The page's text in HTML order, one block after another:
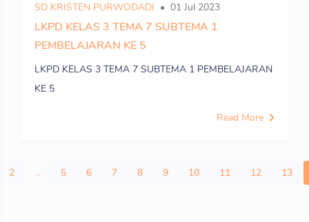
SD KRISTEN PURWODADI 01 Jul 2023
LKPD KELAS 3 TEMA 7 SUBTEMA 1
PEMBELAJARAN KE 5
LKPD KELAS 3 TEMA 7 SUBTEMA 1 PEMBELAJARAN
KE 5
Read More
2 ... 5 6 7 8 9 10 11 12 13